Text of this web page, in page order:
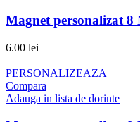
Magnet personalizat
6.00 lei
PERSONALIZEAZA
Compara
Adauga in lista de dorinte